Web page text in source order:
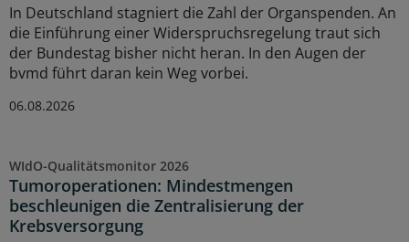
In Deutschland stagniert die Zahl der Organspenden. An
die Einführung einer Widerspruchsregelung traut sich
der Bundestag bisher nicht heran. In den Augen der
bvmd führt daran kein Weg vorbei.
06.08.2026
WIdO-Qualitätsmonitor 2026
Tumoroperationen: Mindestmengen
beschleunigen die Zentralisierung der
Krebsversorgung